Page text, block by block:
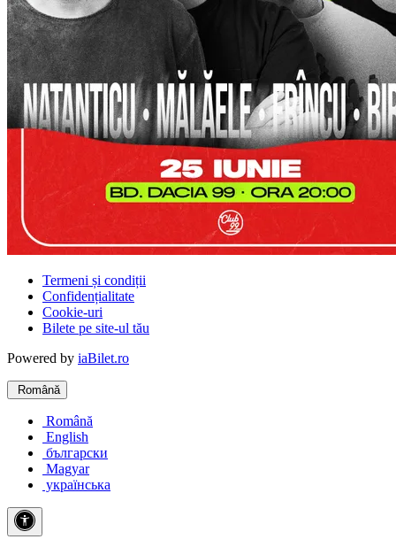
Termeni și condiții
Confidențialitate
Cookie-uri
Bilete pe site-ul tău
Powered by iaBilet.ro
Română
Română
English
български
Magyar
українська